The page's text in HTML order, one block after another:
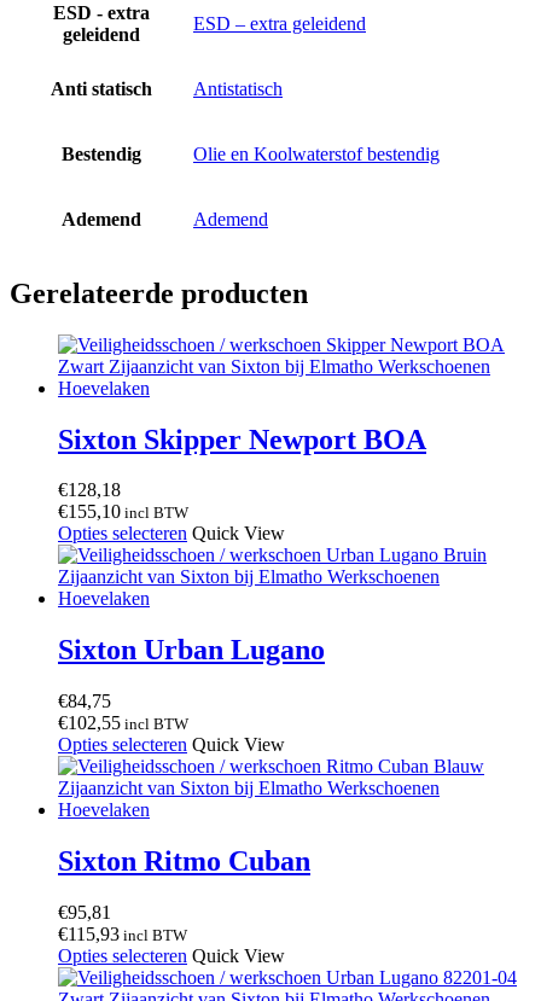
ESD - extra
geleidend
ESD – extra geleidend
Anti statisch Antistatisch
Bestendig Olie en Koolwaterstof bestendig
Ademend Ademend
Gerelateerde producten
Sixton Skipper Newport BOA
€128,18
€155,10 incl BTW
Opties selecteren Dit
product
heeft
Deze
optie
op
de
productpagina
Quick View
Sixton Urban Lugano
€84,75
€102,55 incl BTW
Opties selecteren Dit
product
heeft
Deze
optie
op
de
Quick View
Sixton Ritmo Cuban
€95,81
€115,93 incl BTW
Opties selecteren Dit
product
Quick View